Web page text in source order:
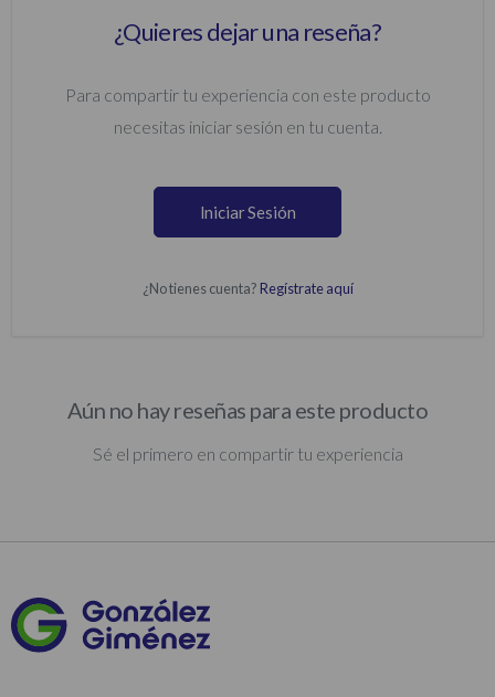
¿Quieres dejar una reseña?
Para compartir tu experiencia con este producto
necesitas iniciar sesión en tu cuenta.
Iniciar Sesión
¿No tienes cuenta? Regístrate aquí
Aún no hay reseñas para este producto
Sé el primero en compartir tu experiencia